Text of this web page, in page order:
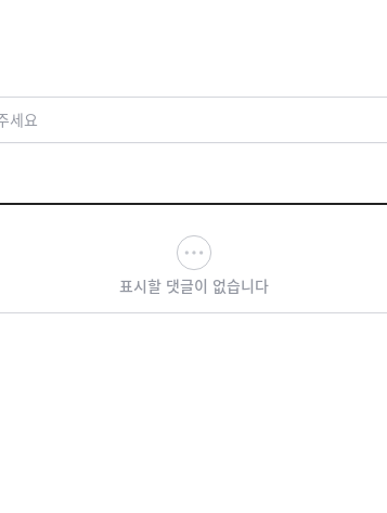
세요
표시할 댓글이 없습니다